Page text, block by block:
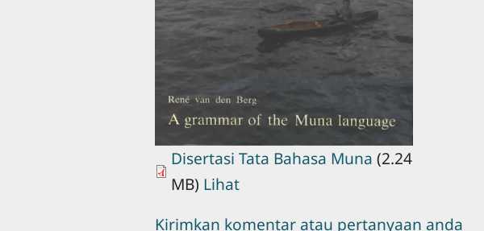
Disertasi Tata Bahasa Muna (2.24
MB) Lihat
Kirimkan komentar atau pertanyaan anda